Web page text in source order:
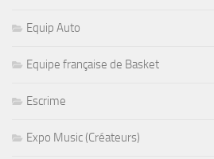
Equip Auto
Equipe française de Basket
Escrime
Expo Music (Créateurs)